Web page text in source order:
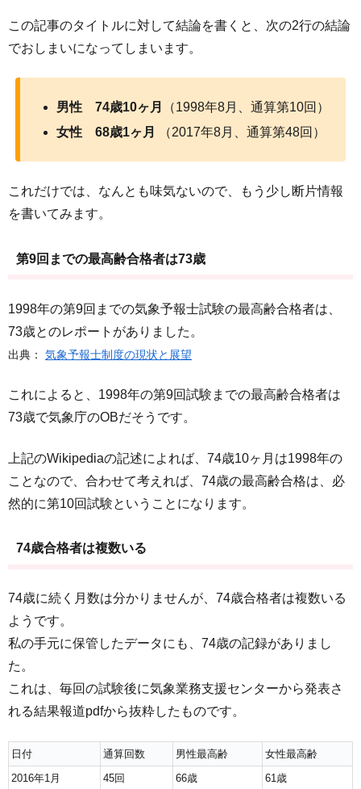
この記事のタイトルに対して結論を書くと、次の2行の結論
でおしまいになってしまいます。
男性 74歳10ヶ月
（1998年8月、通算第10回）
女性 68歳1ヶ月
（2017年8月、通算第48回）
これだけでは、なんとも味気ないので、もう少し断片情報
を書いてみます。
第9回までの最高齢合格者は73歳
1998年の第9回までの気象予報士試験の最高齢合格者は、
73歳とのレポートがありました。
出典： 気象予報士制度の現状と展望
これによると、1998年の第9回試験までの最高齢合格者は
73歳で気象庁のOBだそうです。
上記のWikipediaの記述によれば、74歳10ヶ月は1998年の
ことなので、合わせて考えれば、74歳の最高齢合格は、必
然的に第10回試験ということになります。
74歳合格者は複数いる
74歳に続く月数は分かりませんが、74歳合格者は複数いる
ようです。
私の手元に保管したデータにも、74歳の記録がありまし
た。
これは、毎回の試験後に気象業務支援センターから発表さ
れる結果報道pdfから抜粋したものです。
日付 通算回数 男性最高齢
女性最高齢
2016年1月
45回 66歳 61歳